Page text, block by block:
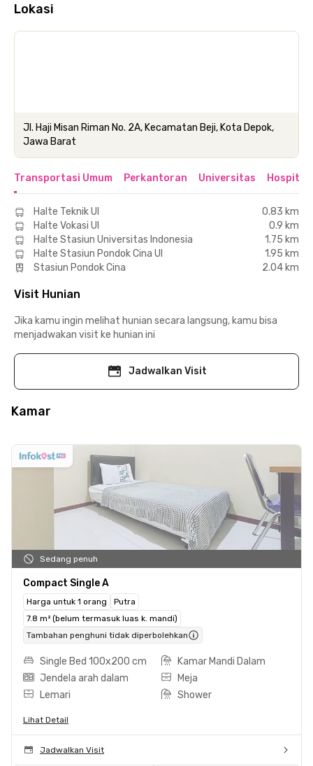
Lokasi
Jl. Haji Misan Riman No. 2A, Kecamatan Beji, Kota Depok,
Jawa Barat
Transportasi Umum Perkantoran Universitas Hospital
Halte Teknik UI
0.83 km
Halte Vokasi UI
0.9 km
Halte Stasiun Universitas Indonesia
1.75 km
Halte Stasiun Pondok Cina UI
1.95 km
Stasiun Pondok Cina
2.04 km
Visit Hunian
Jika kamu ingin melihat hunian secara langsung, kamu bisa
menjadwakan visit ke hunian ini
Jadwalkan Visit
Kamar
Sedang penuh
Compact Single A
Harga untuk 1 orang
Putra
7.8 m² (belum termasuk luas k. mandi)
Tambahan penghuni tidak diperbolehkan
Single Bed 100x200 cm
Kamar Mandi Dalam
Jendela arah dalam
Meja
Lemari
Shower
Lihat Detail
Jadwalkan Visit